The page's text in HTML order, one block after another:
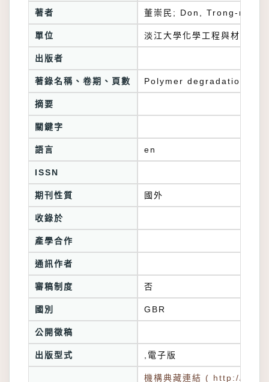
著者 董崇民; Don, Trong-ming
單位 淡江大學化學工程與材料工
出版者
著錄名稱、卷期、頁數 Polymer degradation
摘要
關鍵字
語言 en
ISSN
期刊性質 國外
收錄於
產學合作
通訊作者
審稿制度 否
國別 GBR
公開徵稿
出版型式 ,電子版
機構典藏連結 ( http://